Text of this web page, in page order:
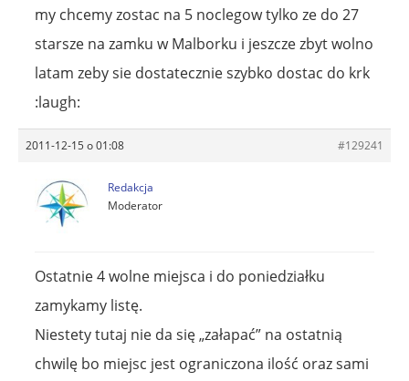
my chcemy zostac na 5 noclegow tylko ze do 27
starsze na zamku w Malborku i jeszcze zbyt wolno
latam zeby sie dostatecznie szybko dostac do krk
:laugh:
2011-12-15 o 01:08 #129241
Redakcja
Moderator
Ostatnie 4 wolne miejsca i do poniedziałku
zamykamy listę.
Niestety tutaj nie da się „załapać” na ostatnią
chwilę bo miejsc jest ograniczona ilość oraz sami